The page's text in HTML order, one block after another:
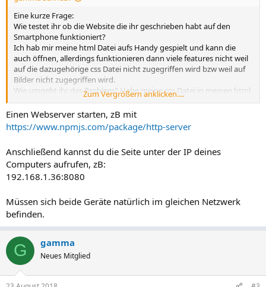
Eine kurze Frage:
Wie testet ihr ob die Website die ihr geschrieben habt auf den
Smartphone funktioniert?
Ich hab mir meine html Datei aufs Handy gespielt und kann die
auch öffnen, allerdings funktionieren dann viele features nicht weil
auf die dazugehörige css Datei nicht zugegriffen wird bzw weil auf
Bilder nicht zugegriffen wird.
Wie umgeht ihr das Problem? Habe meine css Datei in meinen html
Code kopiert aber auf die Bilder wird natürlich immer noch nicht
zugegriffen.
Ich benutze Android als Betriebssystem falls das wichtig ist.
Danke schon mal für eure Antworten.
Zum Vergrößern anklicken....
Einen Webserver starten, zB mit
https://www.npmjs.com/package/http-server
Anschließend kannst du die Seite unter der IP deines
Computers aufrufen, zB:
192.168.1.36:8080
Müssen sich beide Geräte natürlich im gleichen Netzwerk
befinden.
G gamma
Neues Mitglied